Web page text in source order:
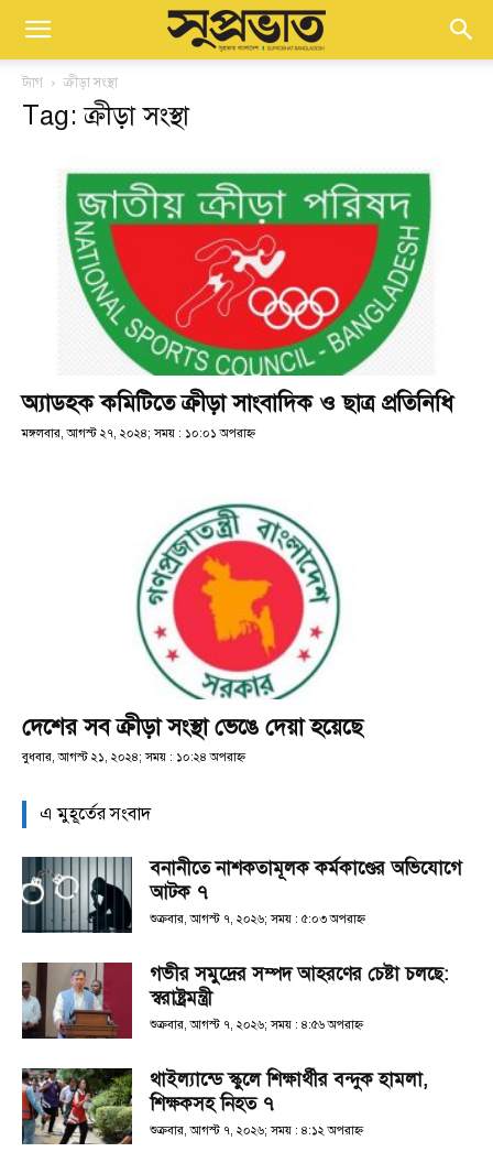
ট্যাগ ক্রীড়া সংস্থা
Tag: ক্রীড়া সংস্থা
অ্যাডহক কমিটিতে ক্রীড়া সাংবাদিক ও ছাত্র প্রতিনিধি
মঙ্গলবার, আগস্ট ২৭, ২০২৪; সময় : ১০:০১ অপরাহ্ণ
দেশের সব ক্রীড়া সংস্থা ভেঙে দেয়া হয়েছে
বুধবার, আগস্ট ২১, ২০২৪; সময় : ১০:২৪ অপরাহ্ণ
এ মুহূর্তের সংবাদ
বনানীতে নাশকতামূলক কর্মকাণ্ডের অভিযোগে
আটক ৭
শুক্রবার, আগস্ট ৭, ২০২৬; সময় : ৫:০৩ অপরাহ্ণ
গভীর সমুদ্রের সম্পদ আহরণের চেষ্টা চলছে:
স্বরাষ্ট্রমন্ত্রী
শুক্রবার, আগস্ট ৭, ২০২৬; সময় : ৪:৫৬ অপরাহ্ণ
থাইল্যান্ডে স্কুলে শিক্ষার্থীর বন্দুক হামলা,
শিক্ষকসহ নিহত ৭
শুক্রবার, আগস্ট ৭, ২০২৬; সময় : ৪:১২ অপরাহ্ণ